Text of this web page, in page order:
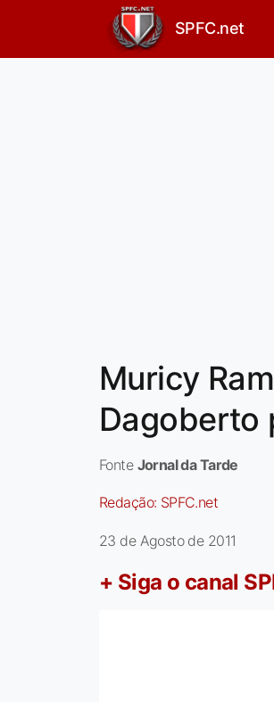
SPFC.net
Muricy
Dagoberto
Fonte Jornal da Tarde
Redação: SPFC.net
23 de Agosto de 2011
+ Siga o canal